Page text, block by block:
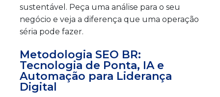
sustentável. Peça uma análise para o seu
negócio e veja a diferença que uma operação
séria pode fazer.
Metodologia SEO BR:
Tecnologia de Ponta, IA e
Automação para Liderança
Digital